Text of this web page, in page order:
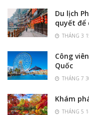
Du lịch
quyết để
THÁNG 3
Công
Quốc
THÁNG 7
Khám
THÁNG 5